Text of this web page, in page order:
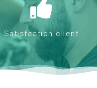
Satisfaction client